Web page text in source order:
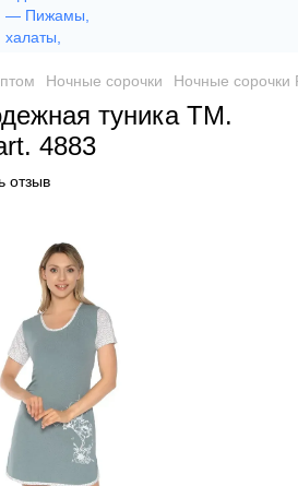
Ночные сорочки Ночные сорочки
туника TM.
4883
отзыв